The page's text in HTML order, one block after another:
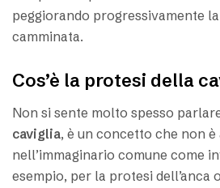
peggiorando progressivamente
camminata.
Cos’è la protesi della
Non si sente molto spesso
caviglia, è un concetto che non
nell’immaginario comune come
esempio, per la protesi dell’anca